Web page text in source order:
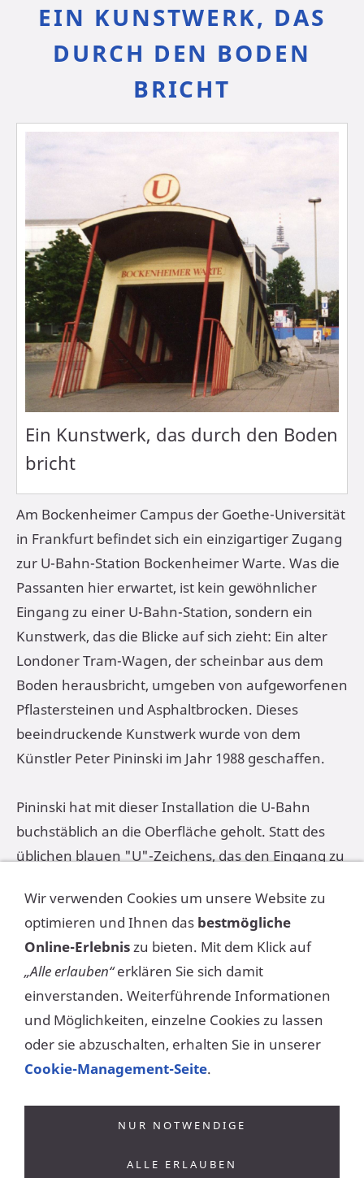
EIN KUNSTWERK, DAS
DURCH DEN BODEN
BRICHT
Ein Kunstwerk, das durch den Boden
bricht
Am Bockenheimer Campus der Goethe-Universität
in Frankfurt befindet sich ein einzigartiger Zugang
zur U-Bahn-Station Bockenheimer Warte. Was die
Passanten hier erwartet, ist kein gewöhnlicher
Eingang zu einer U-Bahn-Station, sondern ein
Kunstwerk, das die Blicke auf sich zieht: Ein alter
Londoner Tram-Wagen, der scheinbar aus dem
Boden herausbricht, umgeben von aufgeworfenen
Pflastersteinen und Asphaltbrocken. Dieses
beeindruckende Kunstwerk wurde von dem
Künstler Peter Pininski im Jahr 1988 geschaffen.
Pininski hat mit dieser Installation die U-Bahn
buchstäblich an die Oberfläche geholt. Statt des
üblichen blauen "U"-Zeichens, das den Eingang zu
Bockenheimer Warte den Gegenstand "U-Bahn"
in seiner ganzen Pracht. Dieser kreative Ansatz
bricht mit der traditionellen Gestaltung von U-
Bahn-Eingängen und verwandelt den öffentlichen
Raum in eine Bühne für die Skulptur. Dabei vereint
das Kunstwerk sowohl künstlerischen Wert als
auch praktischen Nutzen, indem es gleichzeitig als
Erkennungsmerkmal und Eingang zur U-Bahn-
Wir verwenden Cookies um unsere Website zu
optimieren und Ihnen das bestmögliche
Online-Erlebniszu bieten. Mit dem Klick auf
„Alle erlauben“erklären Sie sich damit
einverstanden. Weiterführende Informationen
und Möglichkeiten, einzelne Cookies zu lassen
oder sie abzuschalten, erhalten Sie in unserer
Cookie-Management-Seite.
NUR NOTWENDIGE
ALLE ERLAUBEN